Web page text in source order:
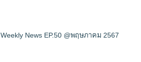
Weekly News EP.50 @พฤษภาคม 2567